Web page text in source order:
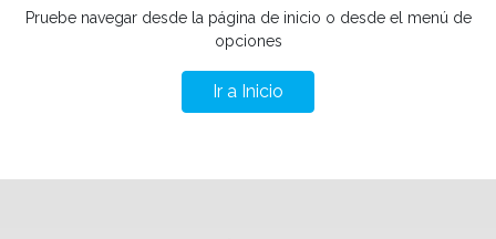
Pruebe navegar desde la página de inicio o desde el menú de
opciones
Ir a Inicio